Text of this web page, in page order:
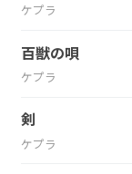
ケプラ
百獣の唄
ケプラ
剣
ケプラ